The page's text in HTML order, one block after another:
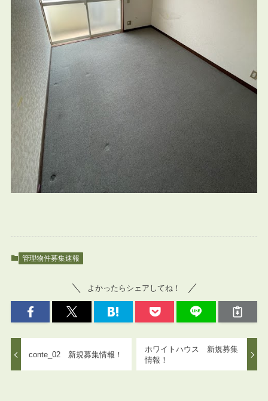
管理物件募集速報
よかったらシェアしてね！
conte_02 新規募集情報！
ホワイトハウス 新規募集
情報！